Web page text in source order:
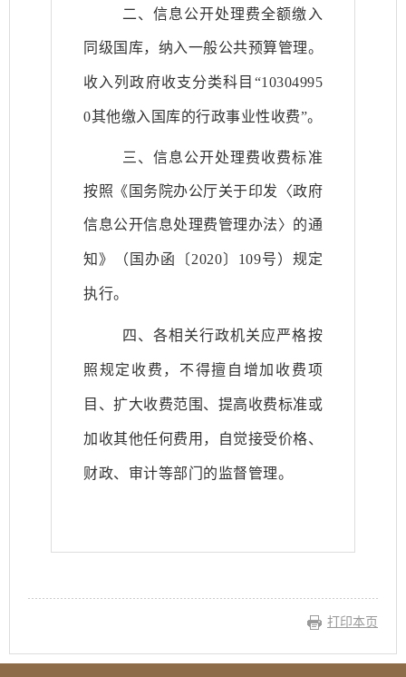
二、信息公开处理费全额缴入
同级国库，纳入一般公共预算管理。
收入列政府收支分类科目 “10304995
0其他缴入国库的行政事业性收费”。
三、 信息公开处理费收费标准
按照《 国务院办公厅关于印发〈政府
信息公开信息处理费管理办法〉的通
知 》（ 国办函 〔2020〕 109号） 规定
执行。
四、各相关行政机关应严格按
照规定收费，不得擅自增加收费项
目、扩大收费范围、提高收费标准或
加收其他任何费用，自觉接受价格、
财政、审计等部门的监督管理。
打印本页